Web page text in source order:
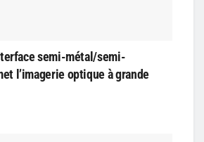
semi-métal/semi-
l’imagerie optique à grande